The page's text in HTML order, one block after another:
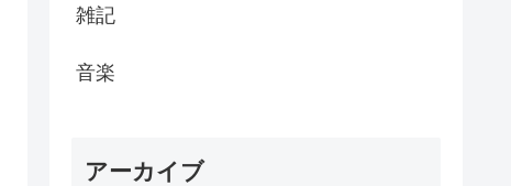
雑記
音楽
アーカイブ